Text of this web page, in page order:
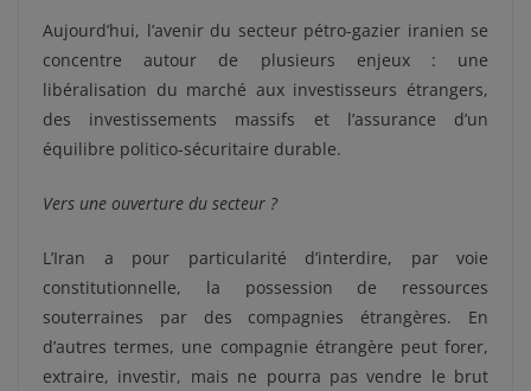
Aujourd’hui, l’avenir du secteur pétro-gazier iranien se
concentre autour de plusieurs enjeux : une
libéralisation du marché aux investisseurs étrangers,
des investissements massifs et l’assurance d’un
équilibre politico-sécuritaire durable.
Vers une ouverture du secteur ?
L’Iran a pour particularité d’interdire, par voie
constitutionnelle, la possession de ressources
souterraines par des compagnies étrangères. En
d’autres termes, une compagnie étrangère peut forer,
extraire, investir, mais ne pourra pas vendre le brut